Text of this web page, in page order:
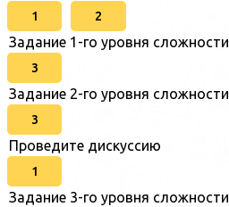
1 2
Задание 1-го уровня сложности
3
Задание 2-го уровня сложности
3
Проведите дискуссию
1
Задание 3-го уровня сложности